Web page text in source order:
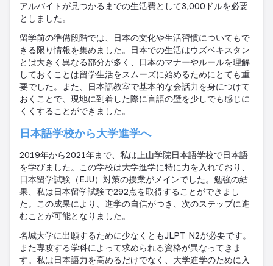
アルバイトが見つかるまでの生活費として3,000 ドルを必要
としました。
留学前の準備段階では、日本の文化や生活習慣についてもで
きる限り情報を集めました。日本での生活はウズベキスタン
とは大きく異なる部分が多く、日本のマナーやルールを理解
しておくことは留学生活をスムーズに始めるためにとても重
要でした。また、日本語教室で基本的な会話力を身につけて
おくことで、現地に到着した際に言語の壁を少しでも感じに
くくすることができました。
日本語学校から大学進学へ
2019年から2021年まで、私は上山学院日本語学校で日本語
を学びました。この学校は大学進学に特に力を入れており、
日本留学試験（EJU）対策の授業がメインでした。勉強の結
果、私は日本留学試験で292点を取得することができまし
た。この成果により、進学の自信がつき、次のステップに進
むことが可能となりました。
名城大学に出願するために少なくともJLPT N2が必要です。
また専攻する学科によって求められる資格が異なってきま
す。私は日本語力を高めるだけでなく、大学進学のために入